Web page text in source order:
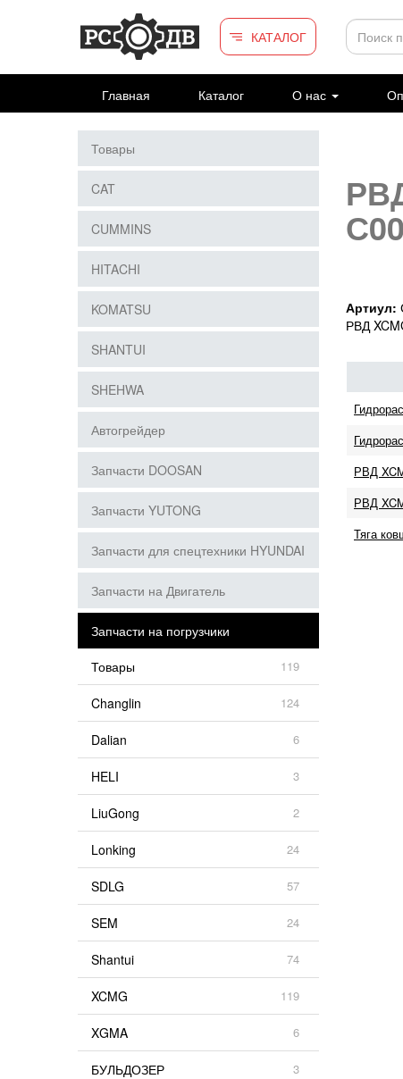
Перейти к основному содержанию
КАТАЛОГ
Главная Каталог О нас
Артиул:
РВД
РВД
РВД
Тяга
Товары
CAT
CUMMINS
HITACHI
KOMATSU
SHANTUI
SHEHWA
Автогрейдер
Запчасти DOOSAN
Запчасти YUTONG
Запчасти для спецтехники HYUNDAI
Запчасти на Двигатель
Запчасти на погрузчики
Товары
119
Changlin 124
Dalian 6
HELI 3
LiuGong 2
Lonking 24
SDLG 57
SEM 24
Shantui 74
XCMG 119
XGMA 6
БУЛЬДОЗЕР 3